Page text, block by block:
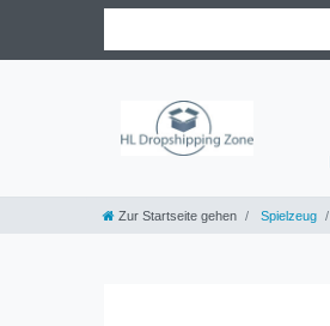
Zur Startseite gehen Spielzeug